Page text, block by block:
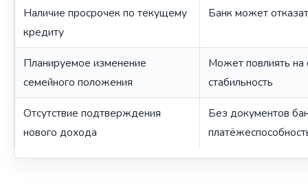
Наличие просрочек по текущему
кредиту
Банк может
Планируемое изменение
семейного положения
Может повлиять
стабильность
Отсутствие подтверждения
нового дохода
Без документов